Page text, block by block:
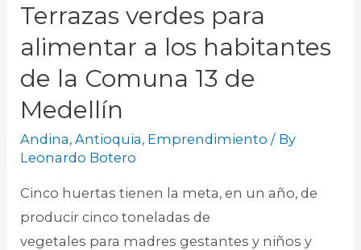
Terrazas verdes para
alimentar a los habitantes
de la Comuna 13 de
Medellín
Andina,Antioquia, Emprendimiento / By
Leonardo Botero
Cinco huertas tienen la meta, en un año, de
producir cinco toneladas de
vegetales para madres gestantes y niños y